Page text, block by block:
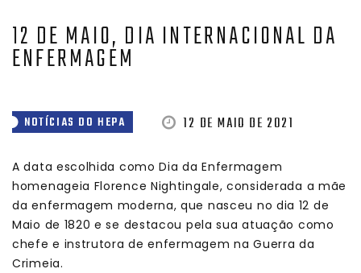
12 DE MAIO, DIA INTERNACIONAL DA
ENFERMAGEM
NOTÍCIAS DO HEPA 12 DE MAIO DE 2021
A data escolhida como Dia da Enfermagem
homenageia Florence Nightingale, considerada a mãe
da enfermagem moderna, que nasceu no dia 12 de
Maio de 1820 e se destacou pela sua atuação como
chefe e instrutora de enfermagem na Guerra da
Crimeia.